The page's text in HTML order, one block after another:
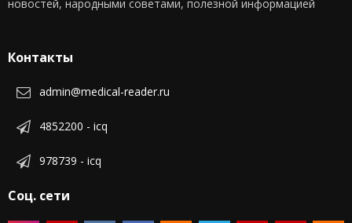
новостей, народными советами, полезной информацией
Контакты
admin@medical-reader.ru
4852200 - icq
978739 - icq
Соц. сети